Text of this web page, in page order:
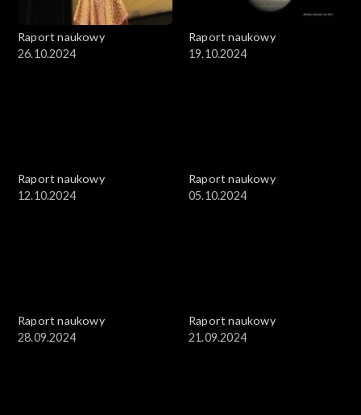
Raport naukowy
26.10.2024
Raport naukowy
19.10.2024
Raport naukowy
12.10.2024
Raport naukowy
05.10.2024
Raport naukowy
28.09.2024
Raport naukowy
21.09.2024